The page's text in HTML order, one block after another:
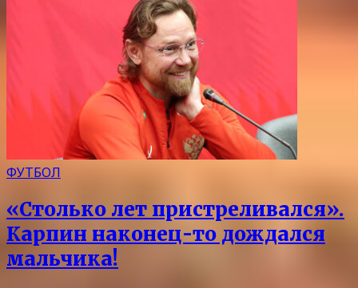
ФУТБОЛ
«Столько лет пристреливался».
Карпин наконец-то дождался
мальчика!